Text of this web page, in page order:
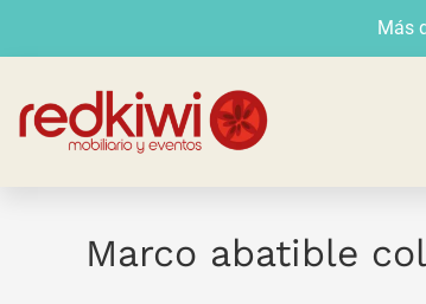
Más
Marco abatible